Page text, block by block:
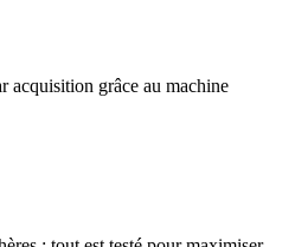
acquisition grâce au machine